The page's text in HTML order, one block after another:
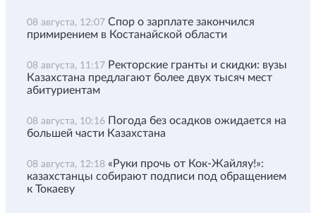
08 августа, 12:07 Спор о зарплате закончился
примирением в Костанайской области
08 августа, 11:17 Ректорские гранты и скидки: вузы
Казахстана предлагают более двух тысяч мест
абитуриентам
08 августа, 10:16 Погода без осадков ожидается на
большей части Казахстана
08 августа, 12:18 «Руки прочь от Кок-Жайляу!»:
казахстанцы собирают подписи под обращением
к Токаеву